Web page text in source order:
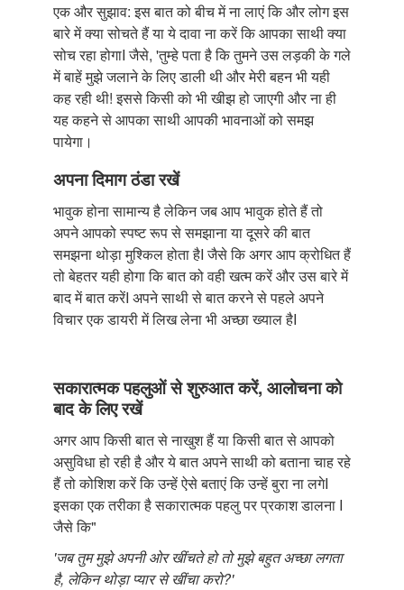
एक और सुझाव: इस बात को बीच में ना लाएं कि और लोग इस
बारे में क्या सोचते हैं या ये दावा ना करें कि आपका साथी क्या
सोच रहा होगाI जैसे, 'तुम्हे पता है कि तुमने उस लड़की के गले
में बाहें मुझे जलाने के लिए डाली थी और मेरी बहन भी यही
कह रही थी! इससे किसी को भी खीझ हो जाएगी और ना ही
यह कहने से आपका साथी आपकी भावनाओं को समझ
पायेगा।
अपना दिमाग ठंडा रखें
भावुक होना सामान्य है लेकिन जब आप भावुक होते हैं तो
अपने आपको स्पष्ट रूप से समझाना या दूसरे की बात
समझना थोड़ा मुश्किल होता हैI जैसे कि अगर आप क्रोधित हैं
तो बेहतर यही होगा कि बात को वही खत्म करें और उस बारे में
बाद में बात करेंI अपने साथी से बात करने से पहले अपने
विचार एक डायरी में लिख लेना भी अच्छा ख्याल हैI
सकारात्मक पहलुओं से शुरुआत करें, आलोचना को
बाद के लिए रखें
अगर आप किसी बात से नाखुश हैं या किसी बात से आपको
असुविधा हो रही है और ये बात अपने साथी को बताना चाह रहे
हैं तो कोशिश करें कि उन्हें ऐसे बताएं कि उन्हें बुरा ना लगेI
इसका एक तरीका है सकारात्मक पहलु पर प्रकाश डालना I
जैसे कि"
'जब तुम मुझे अपनी ओर खींचते हो तो मुझे बहुत अच्छा लगता
है, लेकिन थोड़ा प्यार से खींचा करो?'